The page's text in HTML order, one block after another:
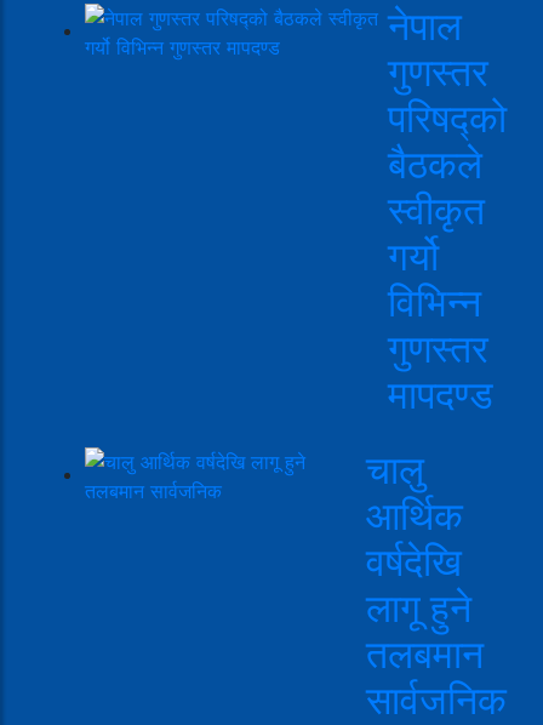
नेपाल
गुणस्तर
परिषद्को
बैठकले
स्वीकृत
गर्यो
विभिन्न
गुणस्तर
मापदण्ड
चालु
आर्थिक
वर्षदेखि
लागू हुने
तलबमान
सार्वजनिक